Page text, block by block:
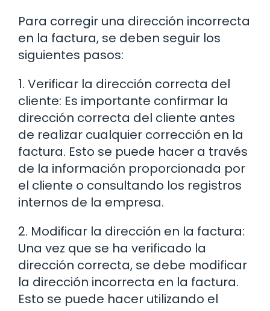
Para corregir una dirección incorrecta
en la factura, se deben seguir los
siguientes pasos:
1. Verificar la dirección correcta del
cliente: Es importante confirmar la
dirección correcta del cliente antes
de realizar cualquier corrección en la
factura. Esto se puede hacer a través
de la información proporcionada por
el cliente o consultando los registros
internos de la empresa.
2. Modificar la dirección en la factura:
Una vez que se ha verificado la
dirección correcta, se debe modificar
la dirección incorrecta en la factura.
Esto se puede hacer utilizando el